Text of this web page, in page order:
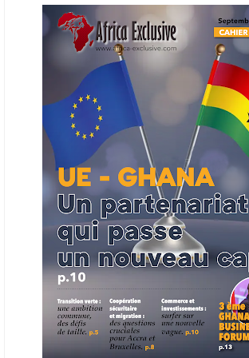
en place une plateforme numérique destinée à
entreprises du continent dans les marchés du
Cet outil permettra de recenser les entreprises
la chaîne de valeur énergétique et de publier des
ouverts en priorité aux sociétés du continent. Le
finale de développement et devrait aboutir, d’ici fin
2027, à un bulletin africain des appels d’offres
l’énergie.
06/06/26 AFRICA FINANCE CORPORATION
Cette semaine, Africa Finance Corporation (AFC)
bouclé un prêt syndiqué de 2 milliards de dollars,
levée de son histoire. Initialement calibrée à 1,6
été relevée de 400 millions face à l'afflux des
banques internationales. Plus du tiers des fonds
d'institutions financières asiatiques, à parts égales
L'Asie-Pacifique et l'Europe pèsent chacune 35 %
devant le Moyen-Orient (25 %) et l'Afrique (5 %),
de l'institution panafricaine, qui compte 48 pays
ECHANGES AFRIQUE - UE